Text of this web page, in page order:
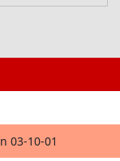
03-10-01